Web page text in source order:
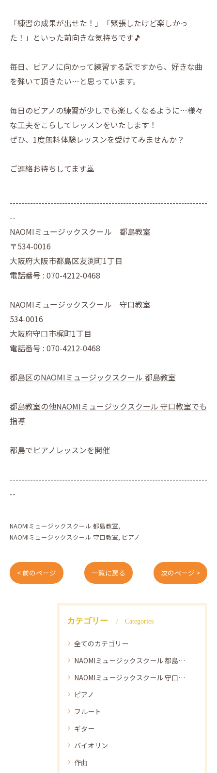
「練習の成果が出せた！」「緊張したけど楽しかっ
た！」といった前向きな気持ちです🎵
毎日、ピアノに向かって練習する訳ですから、好きな曲
を弾いて頂きたい…と思っています。
毎日のピアノの練習が少しでも楽しくなるように…様々
な工夫をこらしてレッスンをいたします！
ぜひ、1度無料体験レッスンを受けてみませんか？
ご連絡お待ちしてます🙇
--------------------------------------------------------------------
--
NAOMIミュージックスクール 都島教室
〒534-0016
大阪府大阪市都島区友渕町1丁目
電話番号 : 070-4212-0468
NAOMIミュージックスクール 守口教室
534-0016
大阪府守口市梶町1丁目
電話番号 : 070-4212-0468
都島区のNAOMIミュージックスクール 都島教室
都島教室の他NAOMIミュージックスクール 守口教室でも
指導
都島でピアノレッスンを開催
--------------------------------------------------------------------
--
NAOMIミュージックスクール 都島教室
NAOMIミュージックスクール 守口教室 ピアノ
< 前のページ 一覧に戻る 次のページ >
カテゴリー Categories
全てのカテゴリー
NAOMIミュージックスクール 都島教室
NAOMIミュージックスクール 守口教室
ピアノ
フルート
ギター
バイオリン
作曲